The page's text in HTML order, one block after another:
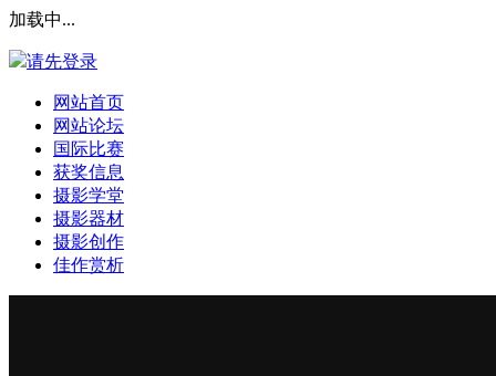
加载中...
请先登录
网站首页
网站论坛
国际比赛
获奖信息
摄影学堂
摄影器材
摄影创作
佳作赏析